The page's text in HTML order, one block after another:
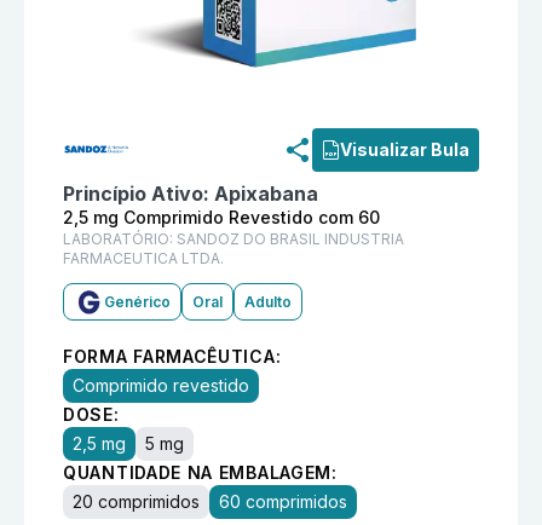
Visualizar Bula
Princípio Ativo: Apixabana
2,5 mg Comprimido Revestido com 60
LABORATÓRIO: SANDOZ DO BRASIL INDUSTRIA
FARMACEUTICA LTDA.
Genérico Oral Adulto
FORMA FARMACÊUTICA:
Comprimido revestido
DOSE:
2,5 mg
5 mg
QUANTIDADE NA EMBALAGEM:
20 comprimidos
60 comprimidos